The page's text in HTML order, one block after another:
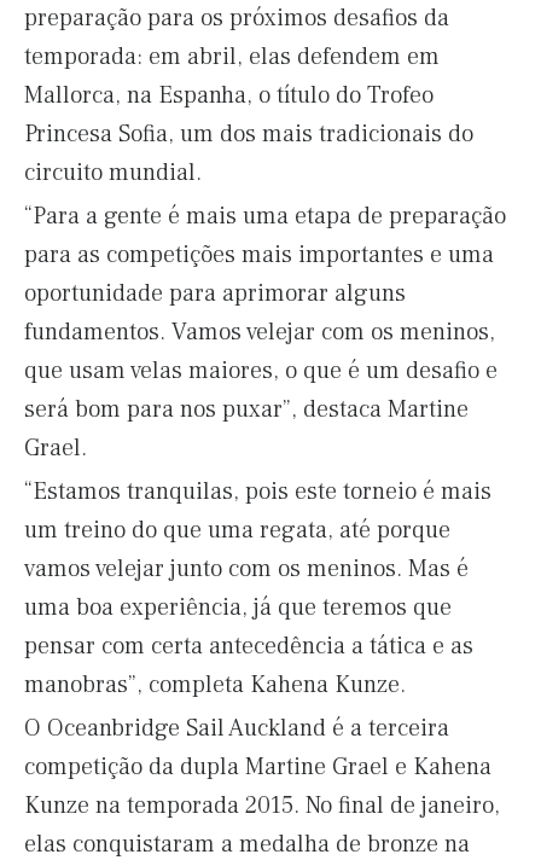
preparação para os próximos desafios da
temporada: em abril, elas defendem em
Mallorca, na Espanha, o título do Trofeo
Princesa Sofia, um dos mais tradicionais do
circuito mundial.
“Para a gente é mais uma etapa de preparação
para as competições mais importantes e uma
oportunidade para aprimorar alguns
fundamentos. Vamos velejar com os meninos,
que usam velas maiores, o que é um desafio e
será bom para nos puxar”, destaca Martine
Grael.
“Estamos tranquilas, pois este torneio é mais
um treino do que uma regata, até porque
vamos velejar junto com os meninos. Mas é
uma boa experiência, já que teremos que
pensar com certa antecedência a tática e as
manobras”, completa Kahena Kunze.
O Oceanbridge Sail Auckland é a terceira
competição da dupla Martine Grael e Kahena
Kunze na temporada 2015. No final de janeiro,
elas conquistaram a medalha de bronze na